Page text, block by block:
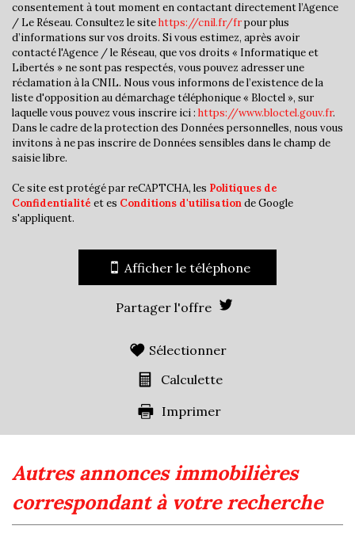
Nombre d'enfants par famille
1,05
Familles sans enfant
45,02 %
Familles avec 1 ou 2 enfants
44,38 %
Maisons
90,02 %
Appartements
9,98 %
Familles avec 3 enfants
8,75 %
consentement à tout moment en contactant directement l’Agence
/ Le Réseau. Consultez le sitehttps://cnil.fr/frpour plus
d’informations sur vos droits. Si vous estimez, après avoir
contacté l'Agence / le Réseau, que vos droits « Informatique et
Libertés » ne sont pas respectés, vous pouvez adresser une
réclamation à la CNIL. Nous vous informons de l’existence de la
liste d'opposition au démarchage téléphonique « Bloctel », sur
laquelle vous pouvez vous inscrire ici : https://www.bloctel.gouv.fr.
Dans le cadre de la protection des Données personnelles, nous vous
invitons à ne pas inscrire de Données sensibles dans le champ de
saisie libre.
Ce site est protégé par reCAPTCHA, les Politiques de
Confidentialité et es Conditions d'utilisationde Google
s'appliquent.
Afficher le téléphone
Partager l'offre
Sélectionner
Calculette
Imprimer
autres annonces immobilières
correspondant à votre recherche